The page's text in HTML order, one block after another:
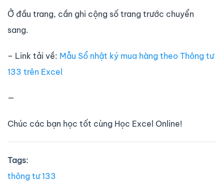
Ở đầu trang, cần ghi cộng số trang trước chuyển
sang.
– Link tải về: Mẫu Sổ nhật ký mua hàng theo Thông tư
133 trên Excel
—
Chúc các bạn học tốt cùng Học Excel Online!
Tags:
thông tư 133